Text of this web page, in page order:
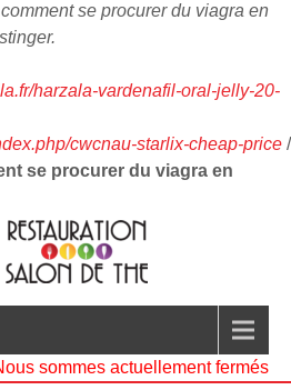
se procurer du viagra en
harzala-vardenafil-oral-jelly-20-
cwcnau-starlix-cheap-price /
se procurer du viagra en
sommes actuellement fermés